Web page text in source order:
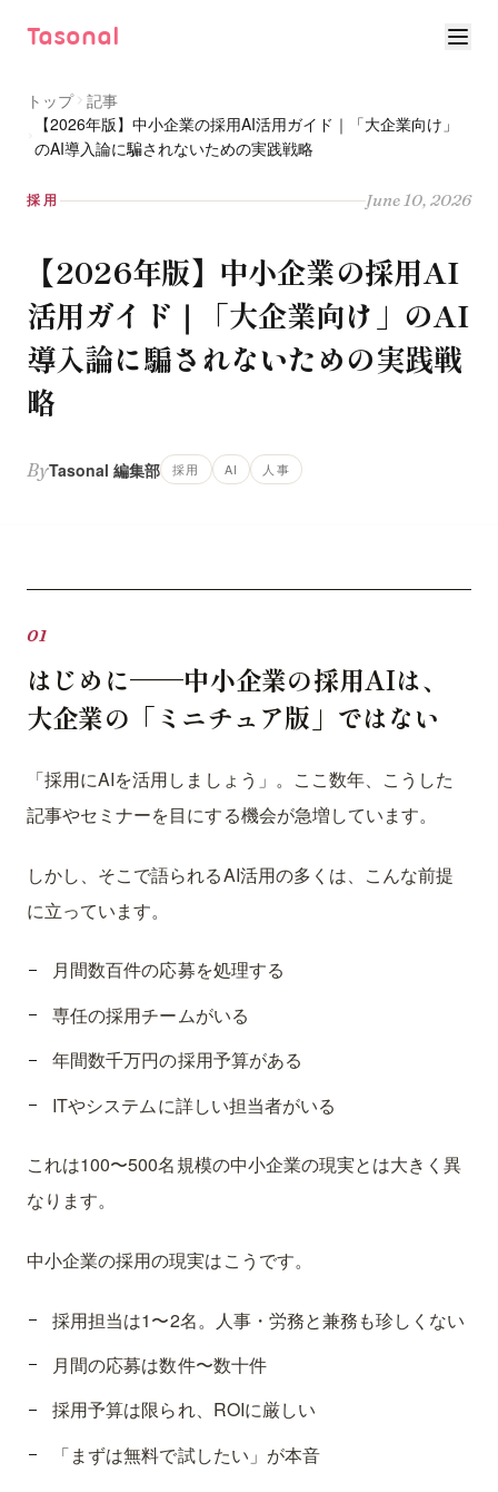
Tasonal
トップ 記事
【2026年版】中小企業の採用AI活用ガイド｜「大企業向け」
のAI導入論に騙されないための実践戦略
採用 June 10, 2026
【2026年版】中小企業の採用AI
活用ガイド｜「大企業向け」のAI
導入論に騙されないための実践戦
略
ByTasonal 編集部 採用 AI 人事
はじめに——中小企業の採用AIは、
大企業の「ミニチュア版」ではない
「採用にAIを活用しましょう」。ここ数年、こうした
記事やセミナーを目にする機会が急増しています。
しかし、そこで語られるAI活用の多くは、こんな前提
に立っています。
月間数百件の応募を処理する
専任の採用チームがいる
年間数千万円の採用予算がある
ITやシステムに詳しい担当者がいる
これは100〜500名規模の中小企業の現実とは大きく異
なります。
中小企業の採用の現実はこうです。
採用担当は1〜2名。人事・労務と兼務も珍しくない
月間の応募は数件〜数十件
採用予算は限られ、ROIに厳しい
「まずは無料で試したい」が本音